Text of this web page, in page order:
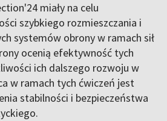
miały na celu
szybkiego rozmieszczania i
systemów obrony w ramach sił
ocenią efektywność tych
ich dalszego rozwoju w
w ramach tych ćwiczeń jest
stabilności i bezpieczeństwa